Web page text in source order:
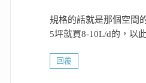
規格的話就是那個空間
5坪就買8-10L/d的，以
回覆